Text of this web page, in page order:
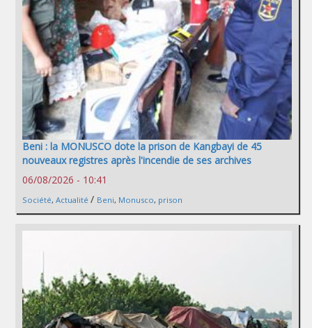
Beni : la MONUSCO dote la prison de Kangbayi de 45
nouveaux registres après l'incendie de ses archives
06/08/2026 - 10:41
Société, Actualité / Beni, Monusco, prison